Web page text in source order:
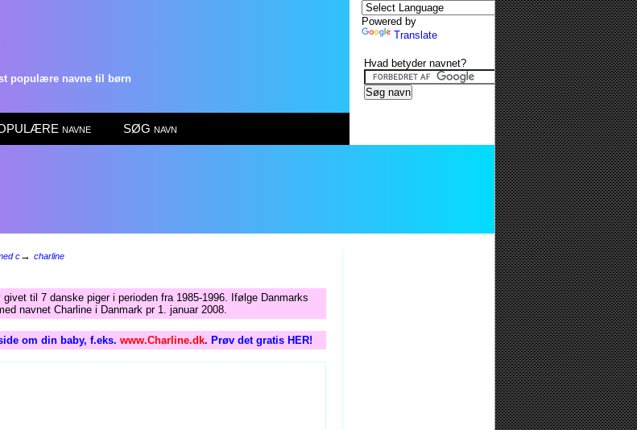
populære navne til børn
navne SØG navn
c→ charline
til 7 danske piger i perioden fra 1985-1996. Ifølge Danmarks
navnet Charline i Danmark pr 1. januar 2008.
om din baby, f.eks. www.Charline.dk. Prøv det gratis HER!
Powered by
Translate
Hvad betyder navnet?